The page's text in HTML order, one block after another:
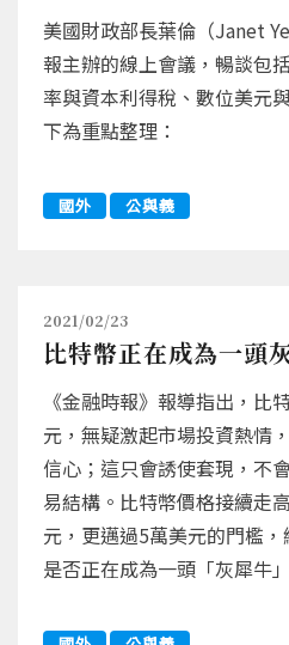
美國財政部長葉倫（Janet
報主辦的線上會議，暢談包
率與資本利得稅、數位美元
下為重點整理：
國外 公與義
2021/02/23
比特幣正在成為一頭
《金融時報》報導指出，比
元，無疑激起市場投資熱情
信心；這只會誘使套現，不
易結構。比特幣價格接續走
元，更邁過5萬美元的門檻
是否正在成為一頭「灰犀牛